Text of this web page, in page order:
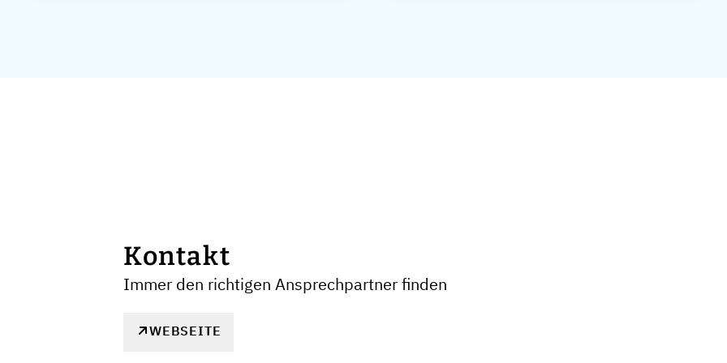
Kontakt
Immer den richtigen Ansprechpartner finden
WEBSEITE